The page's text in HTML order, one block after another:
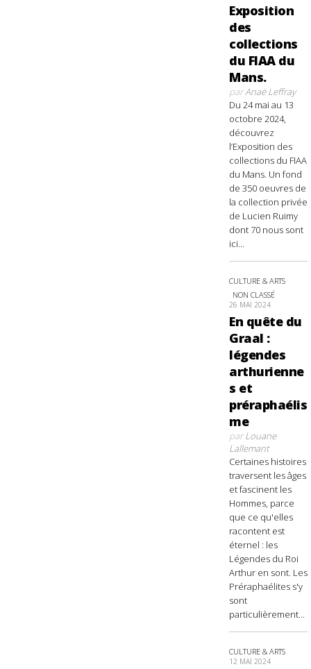
Exposition
des
collections
du FIAA du
Mans.
parAnaë Leffray
Du 24 mai au 13
octobre 2024,
découvrez
l’Exposition des
collections du FIAA
du Mans. Un fond
de 350 oeuvres de
la collection privée
de Lucien Ruimy
dont 70 nous sont
ici...
CULTURE & ARTS
NON CLASSÉ
26 MAI 2024
En quête du
Graal :
légendes
arthurienne
s et
préraphaélis
me
parLouane
Lallemant
Certaines histoires
traversent les âges
et fascinent les
Hommes, parce
que ce qu'elles
racontent est
éternel : les
Légendes du Roi
Arthur en sont. Les
Préraphaélites s'y
sont
particulièrement...
CULTURE & ARTS
12 MAI 2024